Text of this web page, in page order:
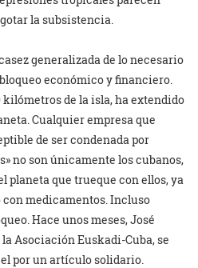
la subsistencia.
generalizada de lo necesario
económico y financiero.
kilómetros de la isla, ha extendido
Cualquier empresa que
de ser condenada por
no son únicamente los cubanos,
planeta que trueque con ellos, ya
con medicamentos. Incluso
Hace unos meses, José
Asociación Euskadi-Cuba, se
por un artículo solidario.